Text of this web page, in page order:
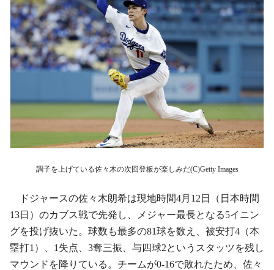
調子を上げている佐々木の次回登板が楽しみだ(C)Getty Images
ドジャースの佐々木朗希は現地時間4月12日（日本時間
13日）のカブス戦で先発し、メジャー最長となる5イニン
グを投げ抜いた。球数も最多の81球を数え、被安打4（本
塁打1）、1失点、3奪三振、与四球2というスタッツを残し
マウンドを降りている。チームが0-16で敗れたため、佐々